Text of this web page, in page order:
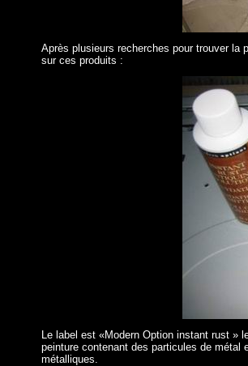
Après plusieurs recherches pour trouver la
sur ces produits :
Le label est «Modern Option instant rust »
peinture contenant des particules de
métalliques.